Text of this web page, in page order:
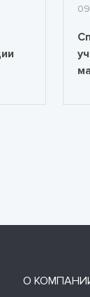
О